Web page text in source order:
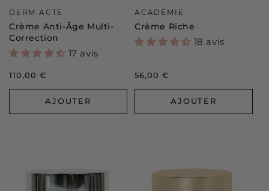
Distributeur :
DERM ACTE
Crème Anti-Âge Multi-
Correction
17 avis
Prix
110,00 €
AJOUTER
Distributeur :
ACADÉMIE
Crème Riche
18 avis
Prix
56,00 €
AJOUTER